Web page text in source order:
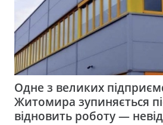
Одне з великих
Житомира зупиняється
відновить роботу —